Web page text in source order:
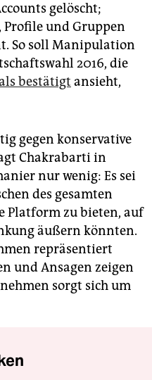
gelöscht;
Profile und Gruppen
So soll Manipulation
2016, die
bestätigt ansieht,
gegen konservative
Chakrabarti in
nur wenig: Es sei
des gesamten
Platform zu bieten, auf
äußern könnten.
repräsentiert
und Ansagen zeigen
sorgt sich um